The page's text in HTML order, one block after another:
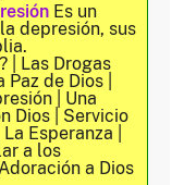
Es un
depresión, sus
| Las Drogas
de Dios |
| Una
Dios | Servicio
Esperanza |
a los
a Dios